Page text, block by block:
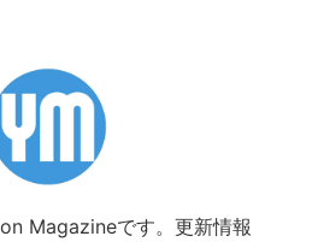
Magazineです。更新情報